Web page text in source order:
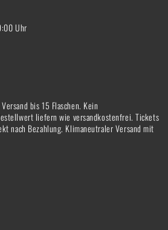
Uhr
bis 15 Flaschen. Kein
liefern wie versandkostenfrei. Tickets
nach Bezahlung. Klimaneutraler Versand mit